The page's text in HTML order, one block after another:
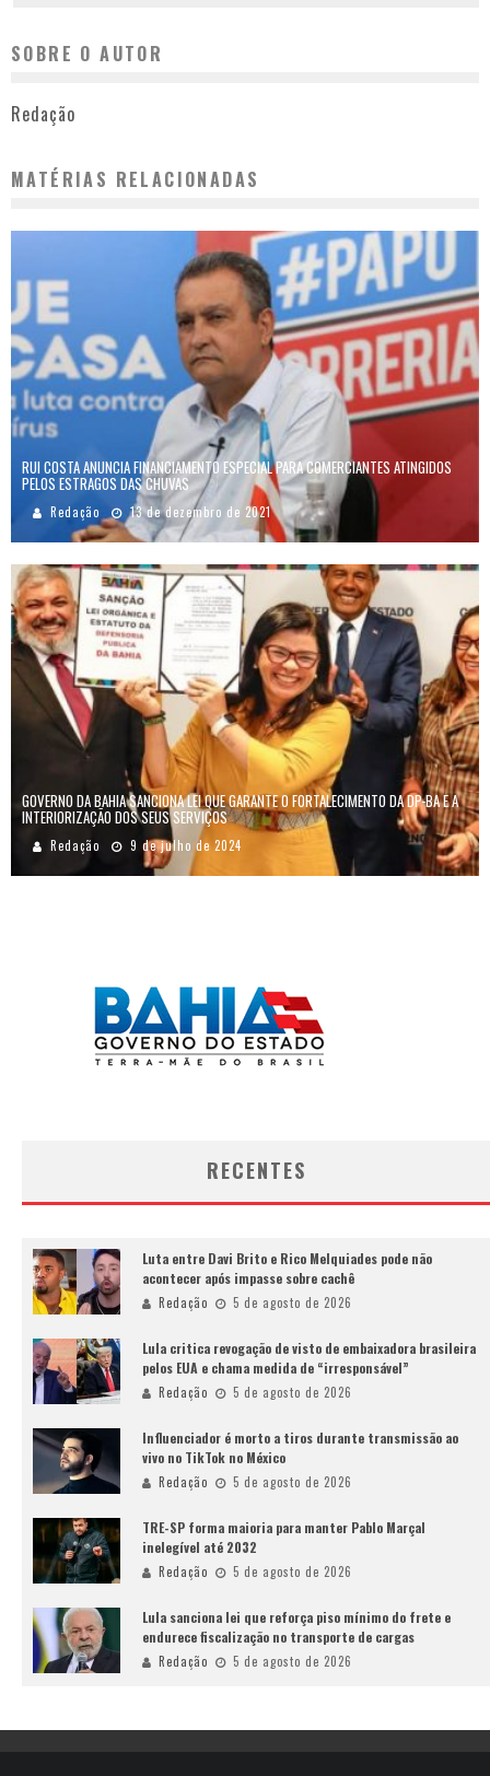
SOBRE O AUTOR
Redação
MATÉRIAS RELACIONADAS
RUI COSTA ANUNCIA FINANCIAMENTO ESPECIAL PARA COMERCIANTES ATINGIDOS
PELOS ESTRAGOS DAS CHUVAS
Redação 13 de dezembro de 2021
GOVERNO DA BAHIA SANCIONA LEI QUE GARANTE O FORTALECIMENTO DA DP-BA E A
INTERIORIZAÇÃO DOS SEUS SERVIÇOS
Redação 9 de julho de 2024
RECENTES
Luta entre Davi Brito e Rico Melquiades pode não
acontecer após impasse sobre cachê
Redação 5 de agosto de 2026
Lula critica revogação de visto de embaixadora brasileira
pelos EUA e chama medida de “irresponsável”
Redação 5 de agosto de 2026
Influenciador é morto a tiros durante transmissão ao
vivo no TikTok no México
Redação 5 de agosto de 2026
TRE-SP forma maioria para manter Pablo Marçal
inelegível até 2032
Redação 5 de agosto de 2026
Lula sanciona lei que reforça piso mínimo do frete e
endurece fiscalização no transporte de cargas
Redação 5 de agosto de 2026